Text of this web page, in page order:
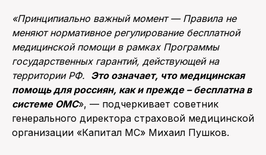
«Принципиально важный момент — Правила не
меняют нормативное регулирование бесплатной
медицинской помощи в рамках Программы
государственных гарантий, действующей на
территории РФ. Это означает, что медицинская
помощь для россиян, как и прежде – бесплатна в
системе ОМС», — подчеркивает советник
генерального директора страховой медицинской
организации «Капитал МС» Михаил Пушков.